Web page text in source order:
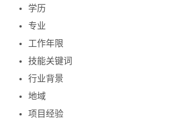
学历
专业
工作年限
技能关键词
行业背景
地域
项目经验